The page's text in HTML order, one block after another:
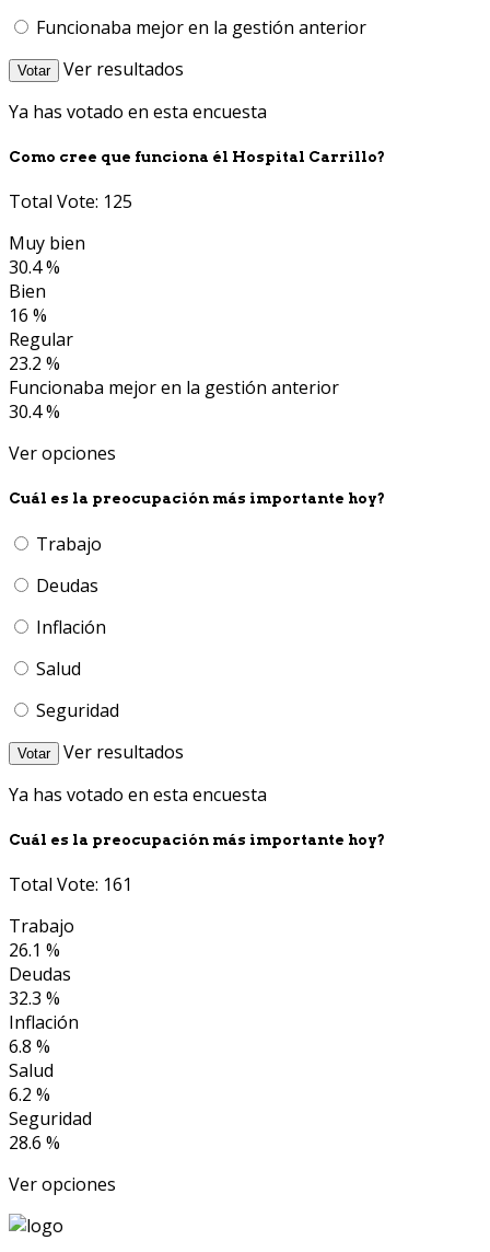
Funcionaba mejor en la gestión anterior
Votar
Ver resultados
Ya has votado en esta encuesta
Como cree que funciona él Hospital Carrillo?
Total Vote: 125
Muy bien
30.4 %
Bien
16 %
Regular
23.2 %
Funcionaba mejor en la gestión anterior
30.4 %
Ver opciones
Cuál es la preocupación más importante hoy?
Trabajo
Deudas
Inflación
Salud
Seguridad
Votar
Ver resultados
Ya has votado en esta encuesta
Cuál es la preocupación más importante hoy?
Total Vote: 161
Trabajo
26.1 %
Deudas
32.3 %
Inflación
6.8 %
Salud
6.2 %
Seguridad
28.6 %
Ver opciones